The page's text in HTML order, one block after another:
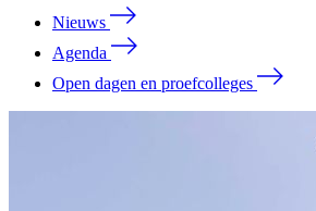
Nieuws
Agenda
Open dagen en proefcolleges